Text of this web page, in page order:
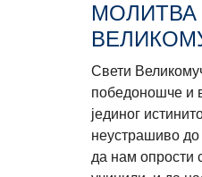
Свети
победоношче и
јединог
неустрашиво
да нам опрости